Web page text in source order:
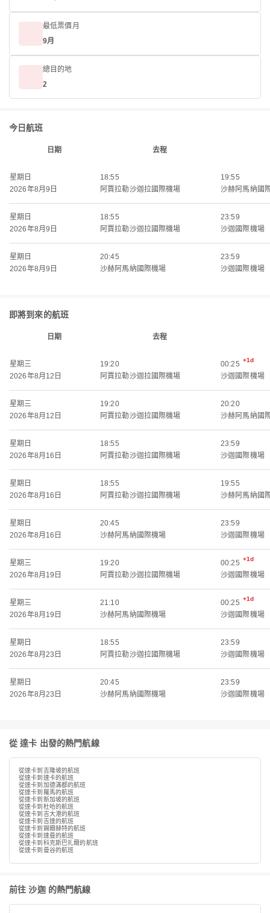
最低票價月
9月
總目的地
2
今日航班
日期 去程
星期日
2026年8月9日
18:55
阿賈拉勒沙迦拉國際機場
19:55
沙赫阿馬納國
星期日
2026年8月9日
18:55
阿賈拉勒沙迦拉國際機場
23:59
沙迦國際機場
星期日
2026年8月9日
20:45
沙赫阿馬納國際機場
23:59
沙迦國際機場
即將到來的航班
日期 去程
星期三
2026年8月12日
19:20
阿賈拉勒沙迦拉國際機場
00:25 +1d
沙迦國際機場
星期三
2026年8月12日
19:20
阿賈拉勒沙迦拉國際機場
20:20
沙赫阿馬納國
星期日
2026年8月16日
18:55
阿賈拉勒沙迦拉國際機場
23:59
沙迦國際機場
星期日
2026年8月16日
18:55
阿賈拉勒沙迦拉國際機場
19:55
沙赫阿馬納國
星期日
2026年8月16日
20:45
沙赫阿馬納國際機場
23:59
沙迦國際機場
星期三
2026年8月19日
19:20
阿賈拉勒沙迦拉國際機場
00:25 +1d
沙迦國際機場
星期三
2026年8月19日
21:10
沙赫阿馬納國際機場
00:25 +1d
沙迦國際機場
星期日
2026年8月23日
18:55
阿賈拉勒沙迦拉國際機場
23:59
沙迦國際機場
星期日
2026年8月23日
20:45
沙赫阿馬納國際機場
23:59
沙迦國際機場
從 達卡 出發的熱門航線
從達卡到吉隆坡的航班
從達卡到達卡的航班
從達卡到加德滿都的航班
從達卡到羅馬的航班
從達卡到新加坡的航班
從達卡到杜哈的航班
從達卡到吉大港的航班
從達卡到吉達的航班
從達卡到錫爾赫特的航班
從達卡到達曼的航班
從達卡到科克斯巴扎爾的航班
從達卡到曼谷的航班
前往 沙迦 的熱門航線